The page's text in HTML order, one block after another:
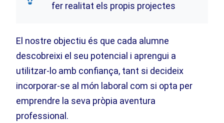
fer realitat els propis projectes
El nostre objectiu és que cada alumne
descobreixi el seu potencial i aprengui a
utilitzar-lo amb confiança, tant si decideix
incorporar-se al món laboral com si opta per
emprendre la seva pròpia aventura
professional.